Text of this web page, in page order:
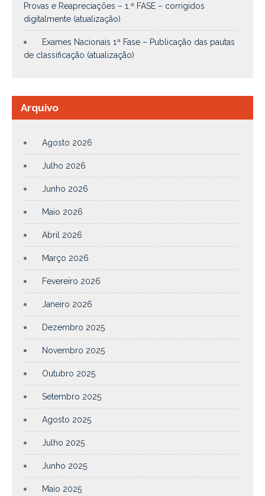
Provas e Reapreciações – 1.ª FASE – corrigidos
digitalmente (atualização)
Exames Nacionais 1ª Fase – Publicação das pautas
de classificação (atualização)
Arquivo
Agosto 2026
Julho 2026
Junho 2026
Maio 2026
Abril 2026
Março 2026
Fevereiro 2026
Janeiro 2026
Dezembro 2025
Novembro 2025
Outubro 2025
Setembro 2025
Agosto 2025
Julho 2025
Junho 2025
Maio 2025